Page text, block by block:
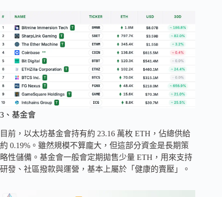
3、基金會
目前，以太坊基金會持有約 23.16 萬枚 ETH，佔總供給
約 0.19%。雖然規模不算龐大，但這部分資金是長期策
略性儲備。基金會一般會定期拋售少量 ETH，用來支持
研發、社區撥款與運營，基本上屬於「健康的賣壓」。